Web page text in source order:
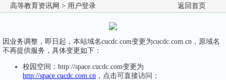
高等教育资讯网 > 用户登录 返回首页
因业务调整，即日起，本站域名cucdc.com变更为cucdc.com.cn，原域名
不再提供服务，具体变更如下：
校园空间：http://space.cucdc.com变更为
http://space.cucdc.com.cn ，点击可直接访问；